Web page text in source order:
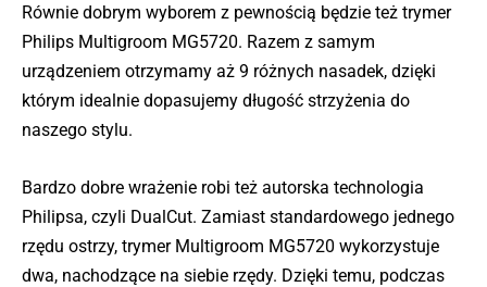
Równie dobrym wyborem z pewnością będzie też trymer
Philips Multigroom MG5720. Razem z samym
urządzeniem otrzymamy aż 9 różnych nasadek, dzięki
którym idealnie dopasujemy długość strzyżenia do
naszego stylu.
Bardzo dobre wrażenie robi też autorska technologia
Philipsa, czyli DualCut. Zamiast standardowego jednego
rzędu ostrzy, trymer Multigroom MG5720 wykorzystuje
dwa, nachodzące na siebie rzędy. Dzięki temu, podczas